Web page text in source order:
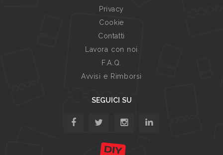
Privacy
Cookie
Contatti
Lavora con noi
F.A.Q.
Avvisi e Rimborsi
SEGUICI SU